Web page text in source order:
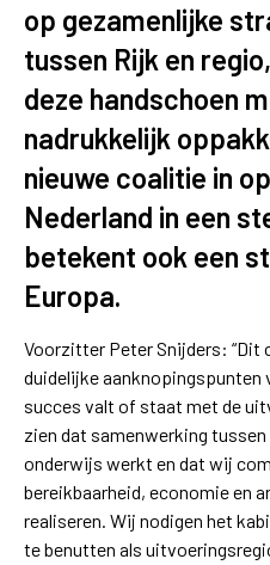
op gezamenlijke
tussen Rijk en
deze handschoen
nadrukkelijk
nieuwe coalitie in
Nederland in een
betekent ook een
Europa.
Voorzitter Peter Snijders: “Dit
duidelijke aanknopingspunten
succes valt of staat met de
zien dat samenwerking
onderwijs werkt en dat wij
bereikbaarheid, economie en
realiseren. Wij nodigen het
te benutten als